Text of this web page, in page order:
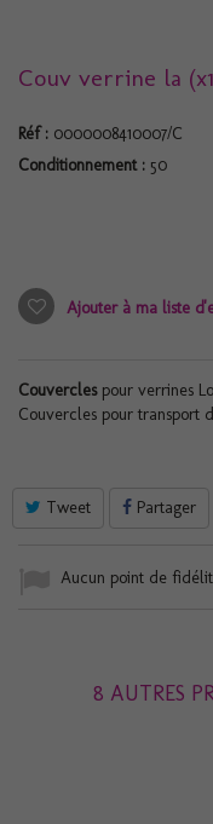
Couv verrine la
Réf : 0000008410007/C
Conditionnement : 50
Ajouter à ma liste
Couvercles pour verrines
Couvercles pour transport
Tweet Partager
Aucun point de
8 AUTRES